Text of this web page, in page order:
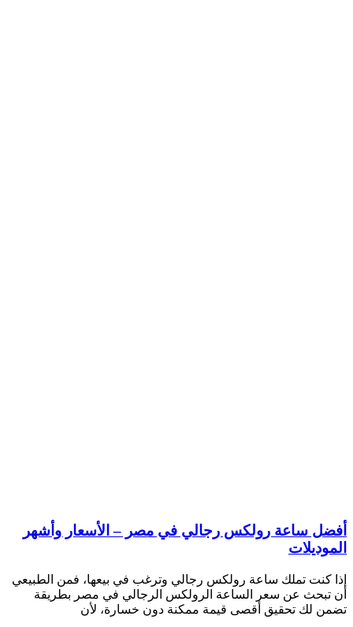
أفضل ساعة رولكس رجالي في مصر – الأسعار وأشهر
الموديلات
إذا كنت تملك ساعة رولكس رجالي وترغب في بيعها، فمن الطبيعي
أن تبحث عن سعر الساعة الرولكس الرجالي في مصر بطريقة
تضمن لك تحقيق أقصى قيمة ممكنة دون خسارة، لأن